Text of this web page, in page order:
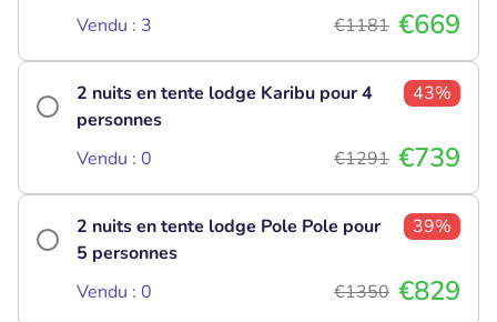
Vendu : 3 €1181 €669
2 nuits en tente lodge Karibu pour 4
personnes
43%
Vendu : 0 €1291 €739
2 nuits en tente lodge Pole Pole pour
5 personnes
39%
Vendu : 0 €1350 €829